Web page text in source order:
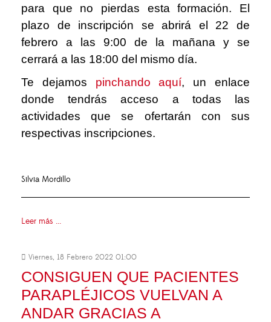
para que no pierdas esta formación. El
plazo de inscripción se abrirá el 22 de
febrero a las 9:00 de la mañana y se
cerrará a las 18:00 del mismo día.
Te dejamos pinchando aquí, un enlace
donde tendrás acceso a todas las
actividades que se ofertarán con sus
respectivas inscripciones.
Silvia Mordillo
Leer más ...
Viernes, 18 Febrero 2022 01:00
CONSIGUEN QUE PACIENTES
PARAPLÉJICOS VUELVAN A
ANDAR GRACIAS A